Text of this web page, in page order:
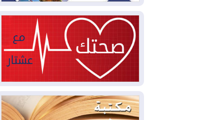
2026-08-05
حرائق فرنسا.. توقيف 402
شخص بينهم 156 قاصرا منذ بداية موسم
الحرائق
2026-08-04
سومو: إنتاج النفط في إقليم
كوردستان انخفض إلى أقل من 10%
2026-08-04ملفات حقبة الكاظمي تعود إلى
الواجهة.. أنباء عن مراجعات قضائية
وتحقيقات أوسع في قضايا فساد